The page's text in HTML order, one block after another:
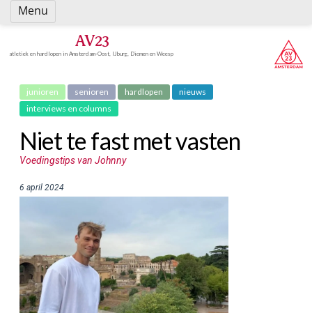
Spring
naar
AV23
atletiek en hardlopen in Amsterdam-Oost, IJburg, Diemen en Weesp
junioren senioren hardlopen
nieuws
interviews en columns
Niet te fast met vasten
Voedingstips van Johnny
6 april 2024
Menu